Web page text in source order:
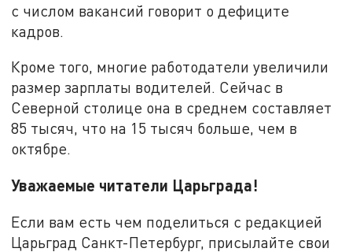
с числом вакансий говорит о дефиците
кадров.
Кроме того, многие работодатели увеличили
размер зарплаты водителей. Сейчас в
Северной столице она в среднем составляет
85 тысяч, что на 15 тысяч больше, чем в
октябре.
Уважаемые читатели Царьграда!
Если вам есть чем поделиться с редакцией
Царьград Санкт-Петербург, присылайте свои